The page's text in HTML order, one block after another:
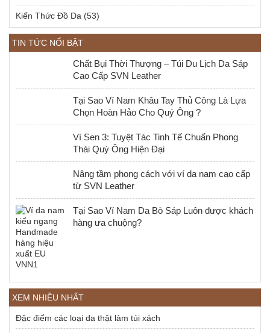
Kiến Thức Đồ Da (53)
TIN TỨC NỔI BẬT
Chất Bụi Thời Thượng – Túi Du Lịch Da Sáp
Cao Cấp SVN Leather
Tại Sao Ví Nam Khâu Tay Thủ Công Là Lựa
Chọn Hoàn Hảo Cho Quý Ông ?
Ví Sen 3: Tuyệt Tác Tinh Tế Chuẩn Phong
Thái Quý Ông Hiện Đại
Nâng tầm phong cách với ví da nam cao cấp
từ SVN Leather
Tại Sao Ví Nam Da Bò Sáp Luôn được khách
hàng ưa chuộng?
XEM NHIỀU NHẤT
Đặc điểm các loại da thật làm túi xách